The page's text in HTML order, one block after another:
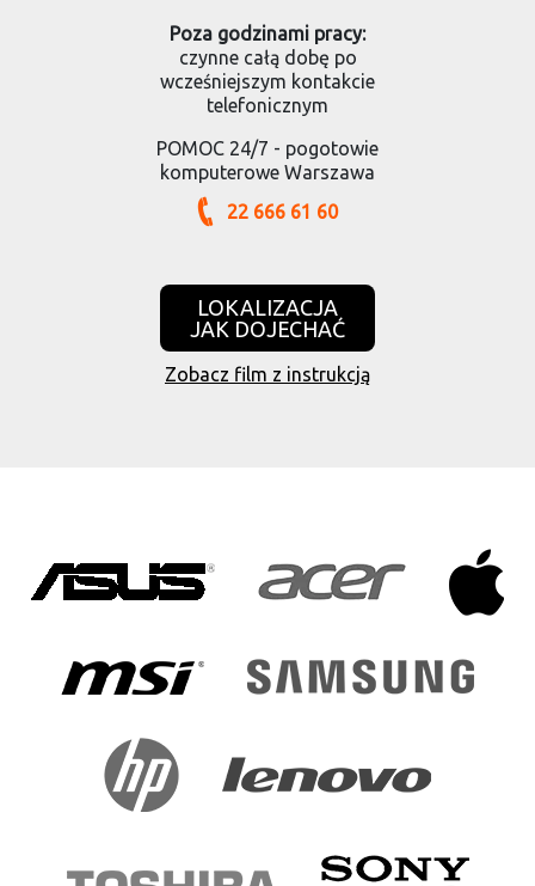
Poza godzinami pracy:
czynne całą dobę po
wcześniejszym kontakcie
telefonicznym
POMOC 24/7 - pogotowie
komputerowe Warszawa
22 666 61 60
LOKALIZACJA
JAK DOJECHAĆ
Zobacz film z instrukcją